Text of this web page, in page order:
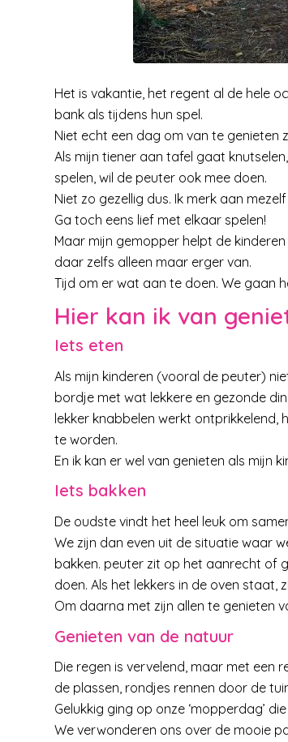
Het is vakantie, het regent al de hele
bank als tijdens hun spel.
Niet echt een dag om van te genieten
Als mijn tiener aan tafel gaat
spelen, wil de peuter ook mee doen.
Niet zo gezellig dus. Ik merk aan
Ga toch eens lief met elkaar spelen!
Maar mijn gemopper helpt de
daar zelfs alleen maar erger van.
Tijd om er wat aan te doen. We gaan
Hier kan ik van
Iets eten
Als mijn kinderen (vooral de peuter)
bordje met wat lekkere en gezonde
lekker knabbelen werkt ontprikkelend,
te worden.
En ik kan er wel van genieten als mijn
Iets bakken
De oudste vindt het heel leuk om
We zijn dan even uit de situatie waar
bakken. peuter zit op het aanrecht of
doen. Als het lekkers in de oven staat,
Om daarna met zijn allen te genieten
Genieten van de natuur
Die regen is vervelend, maar met een
de plassen, rondjes rennen door de
Gelukkig ging op onze ‘mopperdag’
We verwonderen ons over de mooie